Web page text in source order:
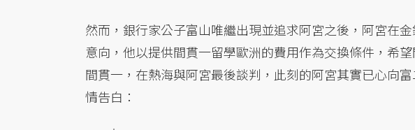
然而，銀行家公子富山唯繼出現並追求阿宮之後，阿宮在
意向，他以提供間貫一留學歐洲的費用作為交換條件，希
間貫一，在熱海與阿宮最後談判，此刻的阿宮其實已心向
情告白：